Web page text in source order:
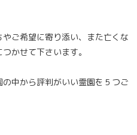
ご希望に寄り添い、また亡くな
かせて下さいます。
中から評判がいい霊園を５つご